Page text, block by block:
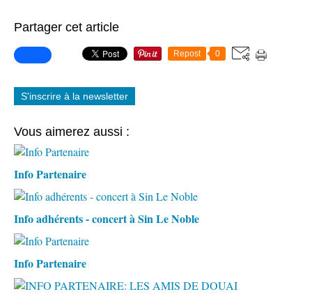
Partager cet article
Repost 0
S'inscrire à la newsletter
Vous aimerez aussi :
Info Partenaire
Info adhérents - concert à Sin Le Noble
Info Partenaire